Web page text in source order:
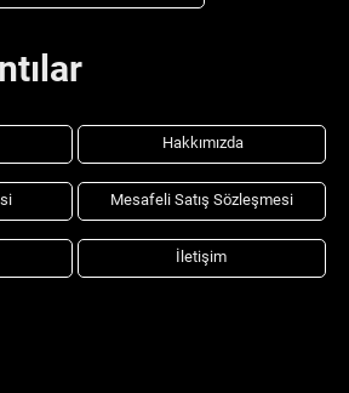
Hakkımızda
Mesafeli Satış Sözleşmesi
İletişim